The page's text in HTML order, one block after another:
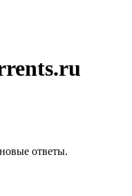
ответы.